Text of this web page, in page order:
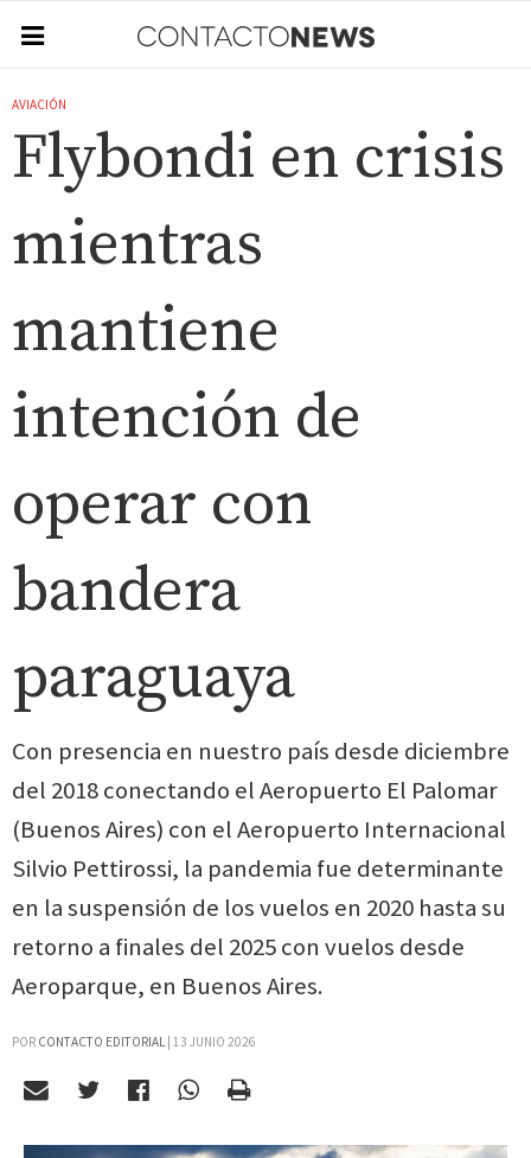
AVIACIÓN
Flybondi en crisis
mientras
mantiene
intención de
operar con
bandera
paraguaya
Con presencia en nuestro país desde diciembre
del 2018 conectando el Aeropuerto El Palomar
(Buenos Aires) con el Aeropuerto Internacional
Silvio Pettirossi, la pandemia fue determinante
en la suspensión de los vuelos en 2020 hasta su
retorno a finales del 2025 con vuelos desde
Aeroparque, en Buenos Aires.
POR CONTACTO EDITORIAL| 13 JUNIO 2026